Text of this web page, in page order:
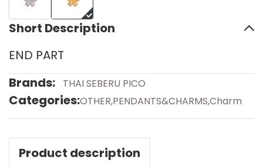
Short Description
END PART
Brands:
THAI SEBERU PICO
Categories:OTHER,PENDANTS&CHARMS,Charm
Product description